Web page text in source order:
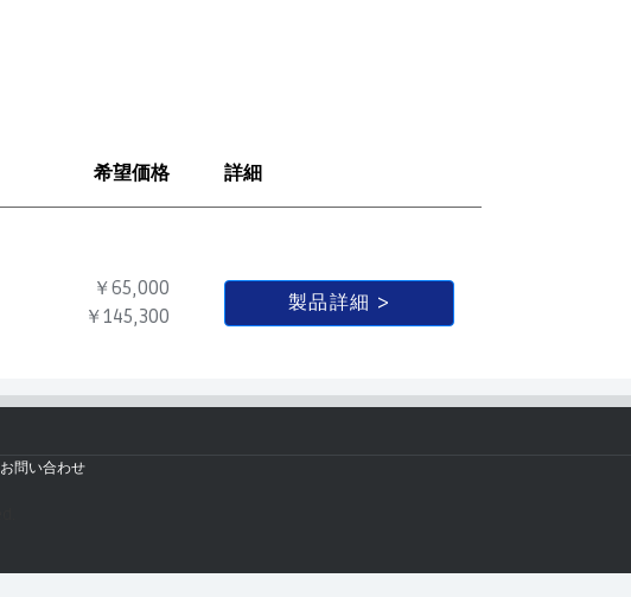
希望価格 詳細
￥65,000
￥145,300
製品詳細
お問い合わせ